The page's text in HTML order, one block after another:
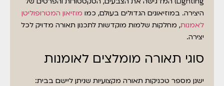
היצירה. במוזיאונים הגדולים בעולם, כמו מוזיאון המטרופוליטן
לאמנות, מחלקות שלמות מוקדשות לתכנון תאורה מדויק לכל
יצירה.
סוגי תאורה מומלצים לאומנות
ישנן מספר טכניקות תאורה מקצועיות שניתן ליישם בבית: